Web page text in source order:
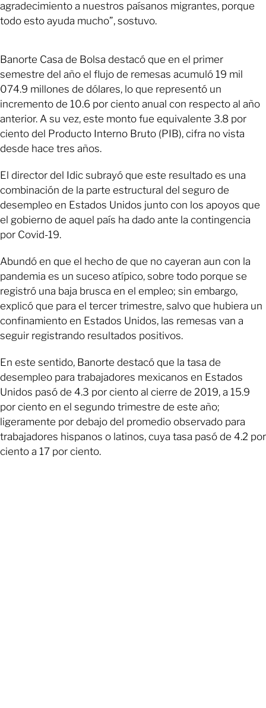
agradecimiento a nuestros paísanos migrantes, porque
todo esto ayuda mucho”, sostuvo.
Banorte Casa de Bolsa destacó que en el primer
semestre del año el flujo de remesas acumuló 19 mil
074.9 millones de dólares, lo que representó un
incremento de 10.6 por ciento anual con respecto al año
anterior. A su vez, este monto fue equivalente 3.8 por
ciento del Producto Interno Bruto (PIB), cifra no vista
desde hace tres años.
El director del Idic subrayó que este resultado es una
combinación de la parte estructural del seguro de
desempleo en Estados Unidos junto con los apoyos que
el gobierno de aquel país ha dado ante la contingencia
por Covid-19.
Abundó en que el hecho de que no cayeran aun con la
pandemia es un suceso atípico, sobre todo porque se
registró una baja brusca en el empleo; sin embargo,
explicó que para el tercer trimestre, salvo que hubiera un
confinamiento en Estados Unidos, las remesas van a
seguir registrando resultados positivos.
En este sentido, Banorte destacó que la tasa de
desempleo para trabajadores mexicanos en Estados
Unidos pasó de 4.3 por ciento al cierre de 2019, a 15.9
por ciento en el segundo trimestre de este año;
ligeramente por debajo del promedio observado para
trabajadores hispanos o latinos, cuya tasa pasó de 4.2 por
ciento a 17 por ciento.